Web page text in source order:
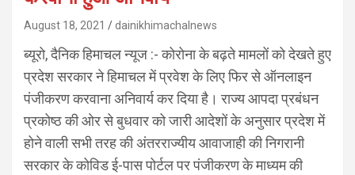
August 18, 2021 dainikhimachalnews
ब्यूरो, दैनिक हिमाचल न्यूज :- कोरोना के बढ़ते मामलों को देखते हुए
प्रदेश सरकार ने हिमाचल में प्रवेश के लिए फिर से ऑनलाइन
पंजीकरण करवाना अनिवार्य कर दिया है। राज्य आपदा प्रबंधन
प्रकोष्ठ की ओर से बुधवार को जारी आदेशों के अनुसार प्रदेश में
होने वाली सभी तरह की अंतरराज्यीय आवाजाही की निगरानी
सरकार के कोविड ई-पास पोर्टल पर पंजीकरण के माध्यम की